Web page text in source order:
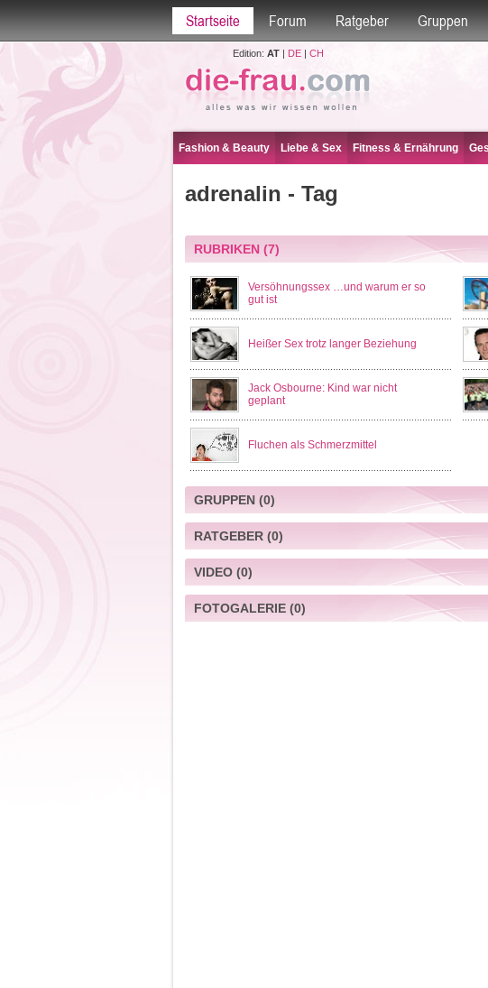
Startseite Forum Ratgeber Gruppen
Edition: AT| DE| CH
Fashion & Beauty Liebe & Sex Fitness & Ernährung
adrenalin - Tag
RUBRIKEN(7)
Versöhnungssex …und warum er so
gut ist
Heißer Sex trotz langer Beziehung
Jack Osbourne: Kind war nicht
geplant
Fluchen als Schmerzmittel
GRUPPEN(0)
RATGEBER(0)
VIDEO(0)
FOTOGALERIE(0)